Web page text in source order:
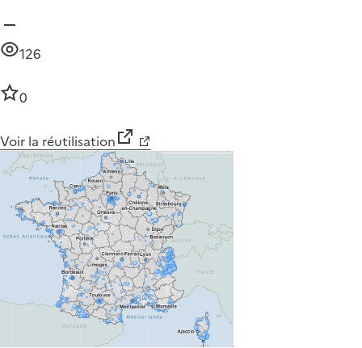
126
0
Voir la réutilisation